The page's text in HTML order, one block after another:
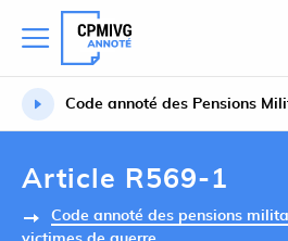
Code annoté des Pensions
Article R569-1
Code annoté des pensions